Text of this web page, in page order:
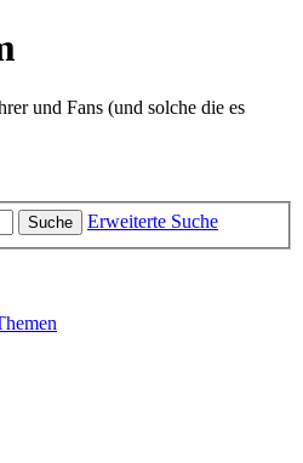
und Fans (und solche die es
Suche Erweiterte Suche